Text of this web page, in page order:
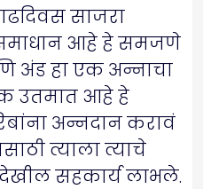
साजरा
आहे हे समजणे
हा एक अन्नाचा
उतमात आहे हे
अन्नदान करावं
त्याला त्याचे
सहकार्य लाभले.